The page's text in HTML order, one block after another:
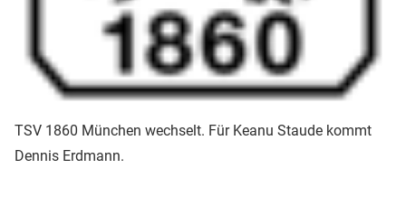
TSV 1860 München wechselt. Für Keanu Staude kommt
Dennis Erdmann.